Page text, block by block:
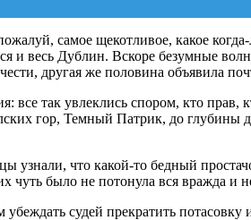
самое щекотливое, какое
и весь Дублин. Вскоре безумные
другая же половина объявила
все так увлеклись спором, кто
гор, Темный Патрик, до глубины
что какой-то бедный
чуть было не потонула вся вражда и
судей прекратить потасовку